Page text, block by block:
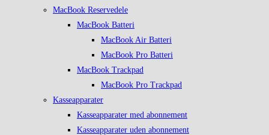
MacBook Reservedele
MacBook Batteri
MacBook Air Batteri
MacBook Pro Batteri
MacBook Trackpad
MacBook Pro Trackpad
Kasseapparater
Kasseapparater med abonnement
Kasseapparater uden abonnement